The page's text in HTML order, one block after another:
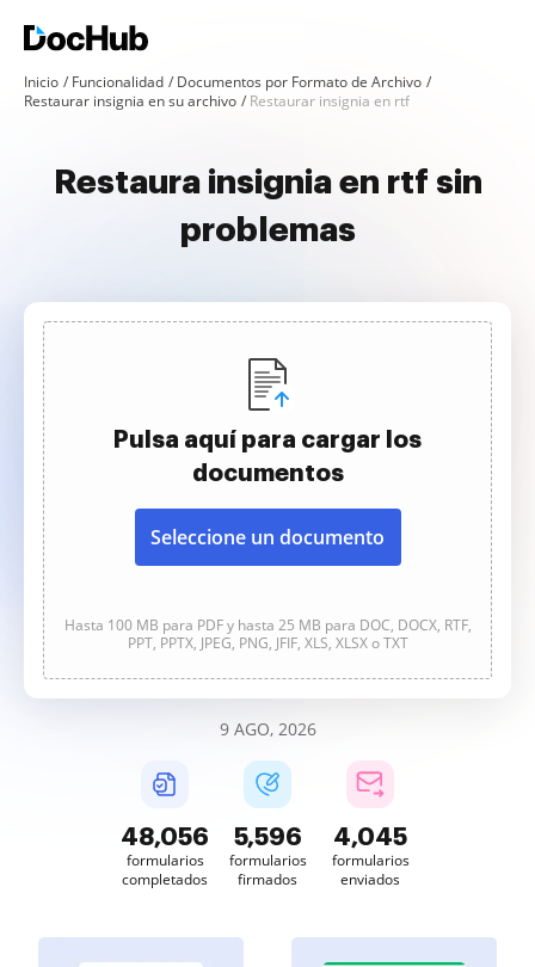
Inicio Funcionalidad
Documentos por Formato de Archivo
Restaurar insignia en su archivo
Restaurar insignia en rtf
Restaura insignia en rtf sin
problemas
Pulsa aquí para cargar los
documentos
Seleccione un documento
Hasta 100 MB para PDF y hasta 25 MB para DOC, DOCX, RTF,
PPT, PPTX, JPEG, PNG, JFIF, XLS, XLSX o TXT
9 AGO, 2026
48,056
formularios
completados
5,596
formularios
firmados
4,045
formularios
enviados